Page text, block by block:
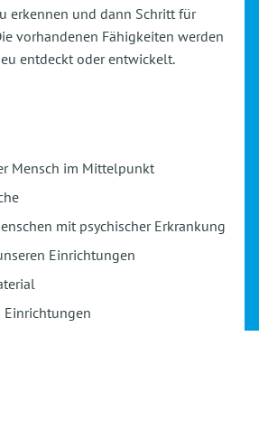
erkennen und dann Schritt für
vorhandenen Fähigkeiten werden
entdeckt oder entwickelt.
Mensch im Mittelpunkt
mit psychischer Erkrankung
Einrichtungen
Einrichtungen